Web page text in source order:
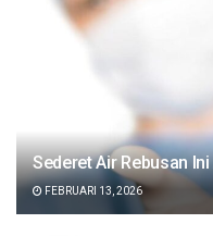
Sederet Air Rebusan
FEBRUARI 13, 2026